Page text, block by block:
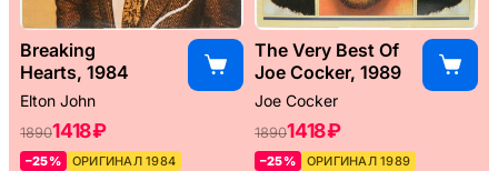
Breaking
Hearts, 1984
Elton John
18901418 ₽
–25% ОРИГИНАЛ 1984
The Very Best Of
Joe Cocker, 1989
Joe Cocker
18901418 ₽
–25%
ОРИГИНАЛ 1989